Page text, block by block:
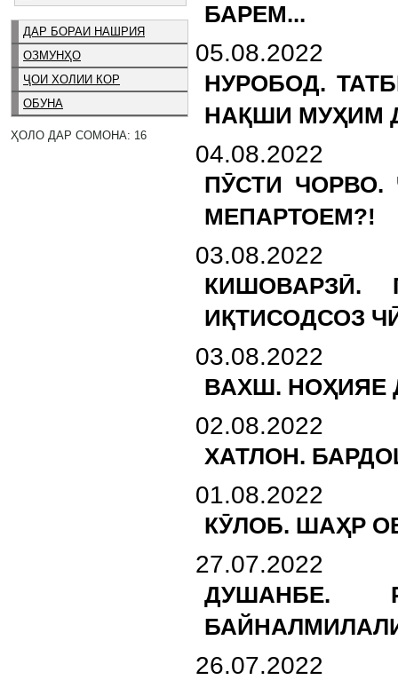
ДАР БОРАИ НАШРИЯ
ОЗМУНҲО
ҶОИ ХОЛИИ КОР
ОБУНА
ҲОЛО ДАР СОМОНА: 16
БАРЕМ...
05.08.2022
НУРОБОД.
НАҚШИ МУҲИМ
04.08.2022
ПӮСТИ
МЕПАРТОЕМ?!
03.08.2022
КИШОВАРЗӢ.
ИҚТИСОДСОЗ
03.08.2022
ВАХШ. НОҲИЯЕ
02.08.2022
ХАТЛОН.
01.08.2022
КӮЛОБ. ШАҲР
27.07.2022
ДУШАНБЕ.
26.07.2022